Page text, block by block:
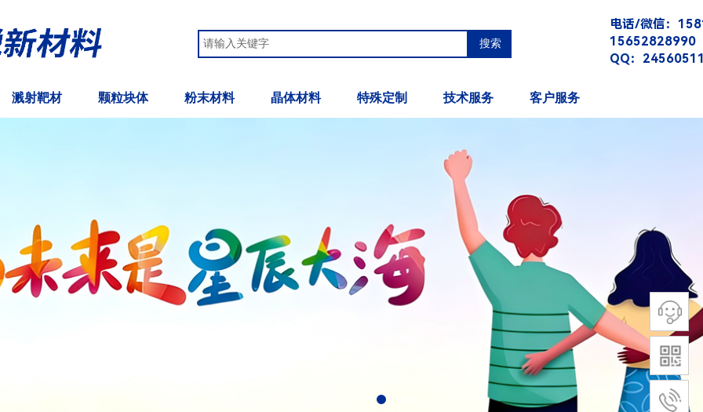
搜索
溅射靶材 颗粒块体 粉末材料 晶体材料 特殊定制 技术服务 客户服务
电话/微信：
15652828990
QQ：